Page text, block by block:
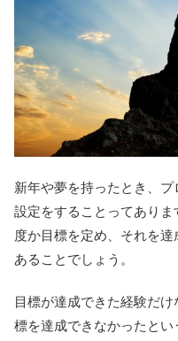
新年や夢を持ったとき、
設定をすることってあり
度か目標を定め、それを
あることでしょう。
目標が達成できた経験だ
標を達成できなかったと